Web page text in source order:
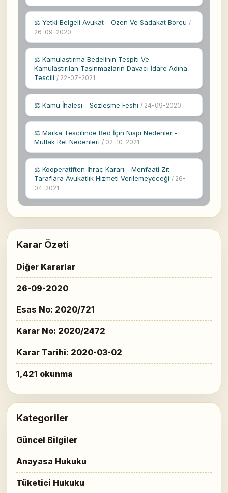
⚖ Yetki Belgeli Avukat - Özen Ve Sadakat Borcu /
26-09-2020
⚖ Kamulaştırma Bedelinin Tespiti Ve
Kamulaştırılan Taşınmazların Davacı İdare Adına
Tescili / 22-07-2021
⚖ Kamu İhalesi - Sözleşme Feshi / 24-09-2020
⚖ Marka Tescilinde Red İçin Nispi Nedenler -
Mutlak Ret Nedenleri / 02-10-2021
⚖ Kooperatiften İhraç Kararı - Menfaati Zıt
Taraflara Avukatlık Hizmeti Verilemeyeceği / 26-
04-2021
Karar Özeti
Diğer Kararlar
26-09-2020
Esas No: 2020/721
Karar No: 2020/2472
Karar Tarihi: 2020-03-02
1,421 okunma
Kategoriler
Güncel Bilgiler
Anayasa Hukuku
Tüketici Hukuku